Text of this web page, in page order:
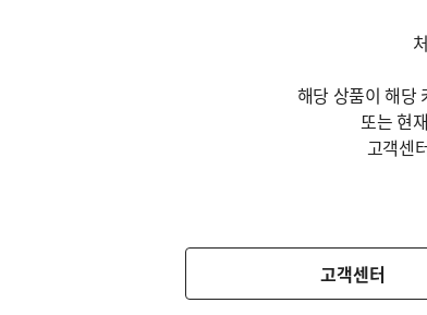
해당 상품이 해당
또는 현
고객센
고객센터